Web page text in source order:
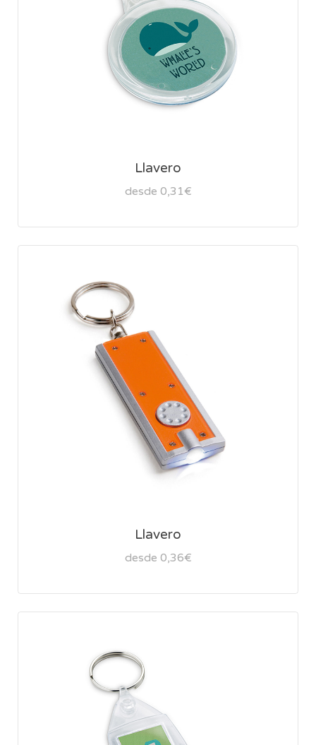
Llavero
desde 0,31€
Llavero
desde 0,36€